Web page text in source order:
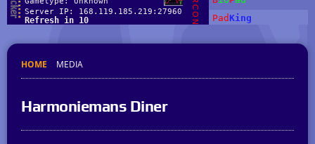
HOME MEDIA
Harmoniemans Diner